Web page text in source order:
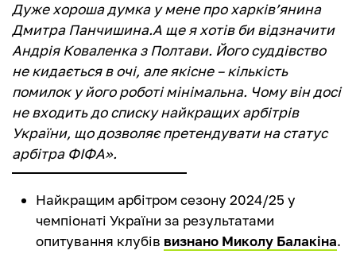
Дуже хороша думка у мене про харків’янина
Дмитра Панчишина.А ще я хотів би відзначити
Андрія Коваленка з Полтави. Його суддівство
не кидається в очі, але якісне – кількість
помилок у його роботі мінімальна. Чому він досі
не входить до списку найкращих арбітрів
України, що дозволяє претендувати на статус
арбітра ФІФА».
Найкращим арбітром сезону 2024/25 у
чемпіонаті України за результатами
опитування клубів визнано Миколу Балакіна.